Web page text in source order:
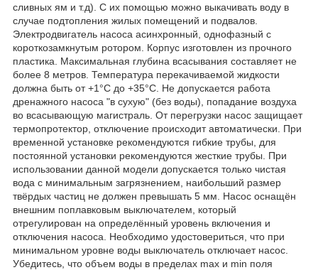
сливных ям и т.д). С их помощью можно выкачивать воду в
случае подтопления жилых помещений и подвалов.
Электродвигатель насоса асинхронный, однофазный с
короткозамкнутым ротором. Корпус изготовлен из прочного
пластика. Максимальная глубина всасывания составляет не
более 8 метров. Температура перекачиваемой жидкости
должна быть от +1°С до +35°С. Не допускается работа
дренажного насоса "в сухую" (без воды), попадание воздуха
во всасывающую магистраль. От перегрузки насос защищает
термопротектор, отключение происходит автоматически. При
временной установке рекомендуются гибкие трубы, для
постоянной установки рекомендуются жесткие трубы. При
использовании данной модели допускается только чистая
вода с минимальным загрязнением, наибольший размер
твёрдых частиц не должен превышать 5 мм. Насос оснащён
внешним поплавковым выключателем, который
отрегулирован на определённый уровень включения и
отключения насоса. Необходимо удостовериться, что при
минимальном уровне воды выключатель отключает насос.
Убедитесь, что объем воды в пределах max и min поля